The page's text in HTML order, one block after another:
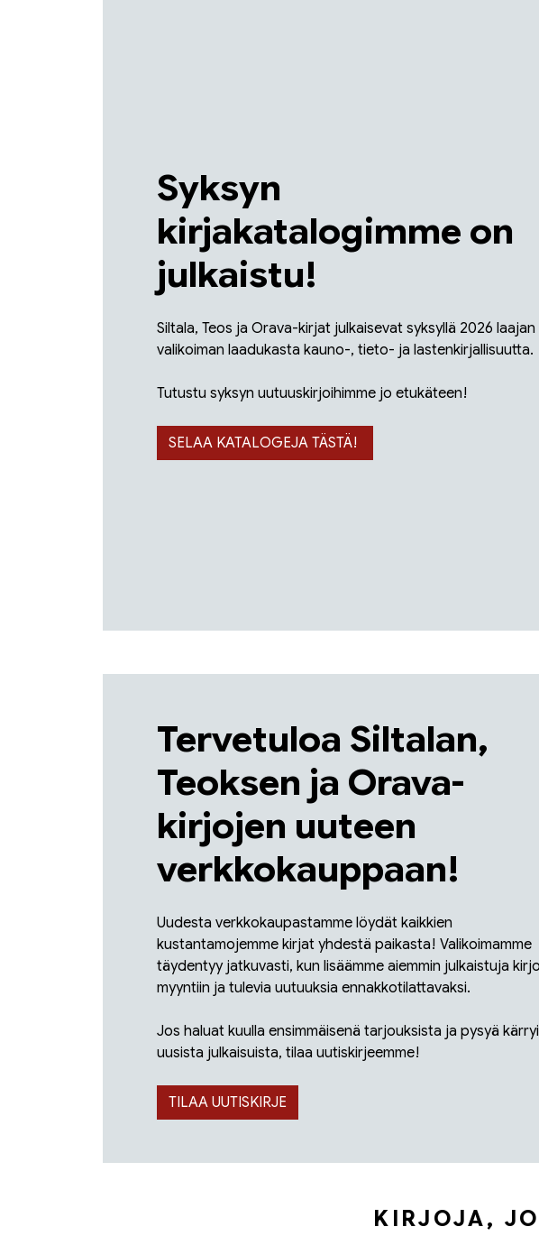
Syksyn
kirjakatalogimme on
julkaistu!
Siltala, Teos ja Orava-kirjat julkaisevat syksyllä 2026 laajan
valikoiman laadukasta kauno-, tieto- ja lastenkirjallisuutta.
Tutustu syksyn uutuuskirjoihimme jo etukäteen!
SELAA KATALOGEJA TÄSTÄ!
Tervetuloa Siltalan,
Teoksen ja Orava-
kirjojen uuteen
verkkokauppaan!
Uudesta verkkokaupastamme löydät kaikkien
kustantamojemme kirjat yhdestä paikasta! Valikoimamme
täydentyy jatkuvasti, kun lisäämme aiemmin julkaistuja
myyntiin ja tulevia uutuuksia ennakkotilattavaksi.
Jos haluat kuulla ensimmäisenä tarjouksista ja pysyä
uusista julkaisuista, tilaa uutiskirjeemme!
TILAA UUTISKIRJE
KIRJOJA,